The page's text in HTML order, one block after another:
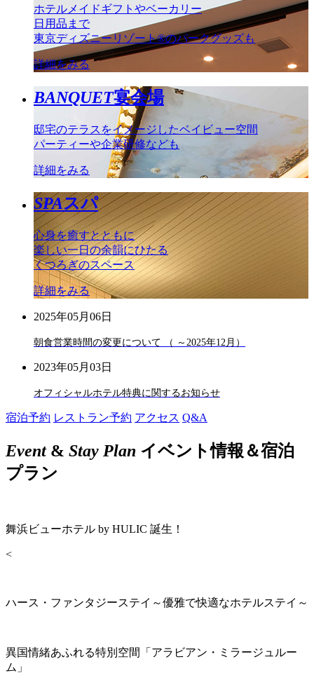
ホテルメイドギフトやベーカリー
日用品まで
東京ディズニーリゾート®のパークグッズも
詳細をみる
BANQUET宴会場
邸宅のテラスをイメージしたベイビュー空間
パーティーや企業研修なども
詳細をみる
SPAスパ
心身を癒すとともに
楽しい一日の余韻にひたる
くつろぎのスペース
詳細をみる
2025年05月06日
朝食営業時間の変更について （ ～2025年12月）
2023年05月03日
オフィシャルホテル特典に関するお知らせ
宿泊予約 レストラン予約 アクセス Q&A
Event& Stay Plan イベント情報＆宿泊
プラン
舞浜ビューホテル by HULIC 誕生！
<
ハース・ファンタジーステイ～優雅で快適なホテルステイ～
異国情緒あふれる特別空間「アラビアン・ミラージュルー
ム」